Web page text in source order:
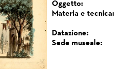
Oggetto:
Materia e tecnica:
Datazione:
Sede museale: